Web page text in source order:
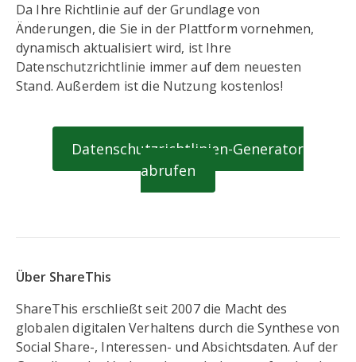
Da Ihre Richtlinie auf der Grundlage von
Änderungen, die Sie in der Plattform vornehmen,
dynamisch aktualisiert wird, ist Ihre
Datenschutzrichtlinie immer auf dem neuesten
Stand. Außerdem ist die Nutzung kostenlos!
Datenschutzrichtlinien-Generator
abrufen
Über ShareThis
ShareThis erschließt seit 2007 die Macht des
globalen digitalen Verhaltens durch die Synthese von
Social Share-, Interessen- und Absichtsdaten. Auf der